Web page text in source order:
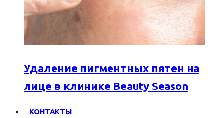
Удаление пигментных пятен на
лице в клинике Beauty Season
КОНТАКТЫ